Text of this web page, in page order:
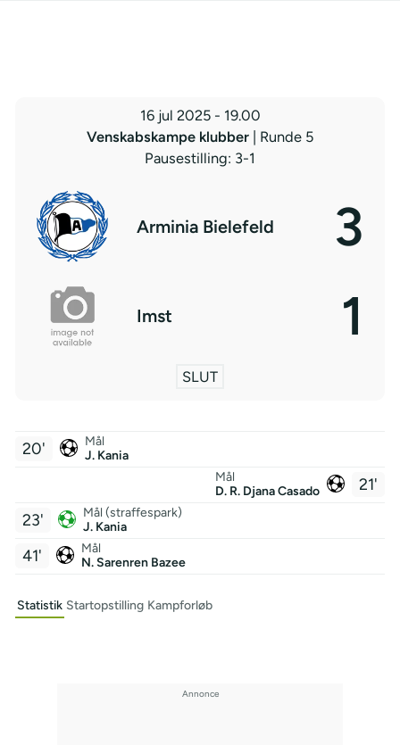
16 jul 2025 - 19.00
Venskabskampe klubber
| Runde 5
Pausestilling: 3-1
Arminia Bielefeld 3
Imst 1
SLUT
Mål
J. Kania
20'
21'
Mål
D. R. Djana Casado
Mål (straffespark)
J. Kania
23'
Mål
N. Sarenren Bazee
41'
Statistik Startopstilling Kampforløb